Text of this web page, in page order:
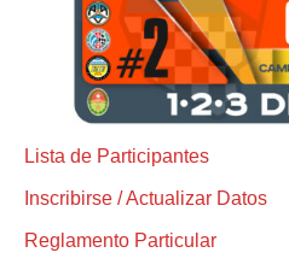
Lista de Participantes
Inscribirse / Actualizar Datos
Reglamento Particular